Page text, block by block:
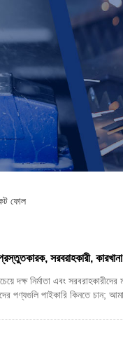
ফোল
সরবরাহকারী, কারখানা
দক্ষ নির্মাতা এবং
পণ্যগুলি পাইকারি কিনতে চান;